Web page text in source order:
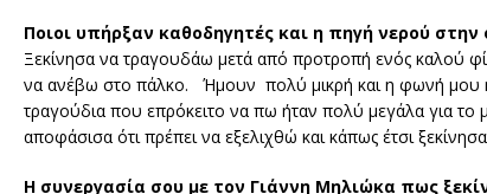
Ποιοι υπήρξαν καθοδηγητές και η πηγή νερού
Ξεκίνησα να τραγουδάω μετά από προτροπή ενός καλού
να ανέβω στο πάλκο. Ήμουν πολύ μικρή και η φωνή μου
τραγούδια που επρόκειτο να πω ήταν πολύ μεγάλα για το
αποφάσισα ότι πρέπει να εξελιχθώ και κάπως έτσι
Η συνεργασία σου με τον Γιάννη Μηλιώκα πως